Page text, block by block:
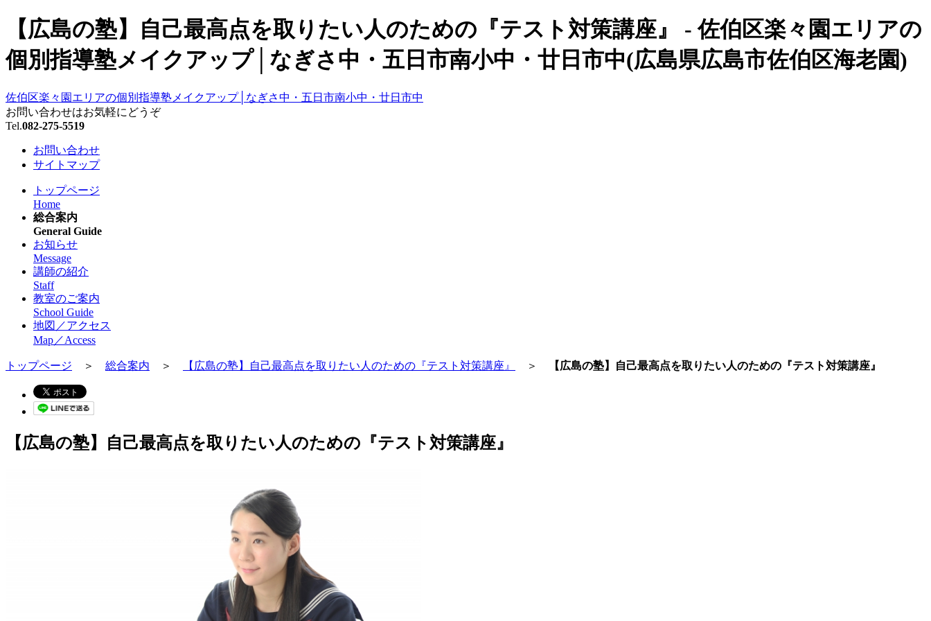
【広島の塾】自己最高点を取りたい人のための『テスト対策講座』 - 佐伯区楽々園エリアの
個別指導塾メイクアップ│なぎさ中・五日市南小中・廿日市中(広島県広島市佐伯区海老園)
佐伯区楽々園エリアの個別指導塾メイクアップ│なぎさ中・五日市南小中・廿日市中
お問い合わせはお気軽にどうぞ
Tel.082-275-5519
お問い合わせ
サイトマップ
トップページ
Home
総合案内
General Guide
お知らせ
Message
講師の紹介
Staff
教室のご案内
School Guide
地図／アクセス
Map／Access
トップページ ＞ 総合案内 ＞ 【広島の塾】自己最高点を取りたい人のための『テスト対策講座』 ＞ 【広島の塾】自己最高点を取りたい人のための『テスト対策講座』
【広島の塾】自己最高点を取りたい人のための『テスト対策講座』